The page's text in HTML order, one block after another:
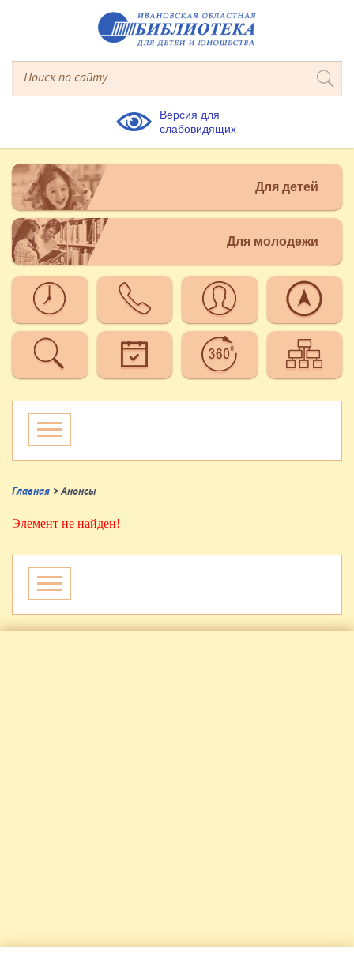
Версия для
слабовидящих
Для детей
Для молодежи
Главная > Анонсы
Элемент не найден!